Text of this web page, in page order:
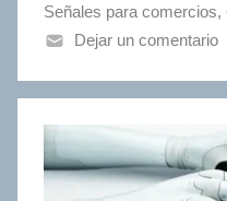
Señales para comercios,
Dejar un comentario